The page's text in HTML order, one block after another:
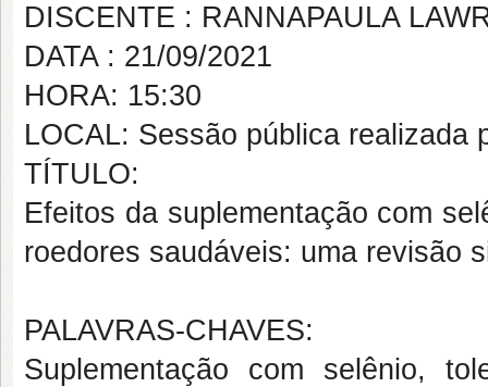
DISCENTE : RANNAPAULA
DATA : 21/09/2021
HORA: 15:30
LOCAL: Sessão pública realizada
TÍTULO:
Efeitos da suplementação com
roedores saudáveis: uma revisão
PALAVRAS-CHAVES:
Suplementação com selênio,